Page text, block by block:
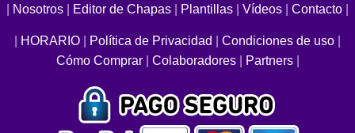
Nosotros Editor de Chapas Plantillas Vídeos Contacto
HORARIO Política de Privacidad Condiciones de uso
Cómo Comprar
Colaboradores Partners